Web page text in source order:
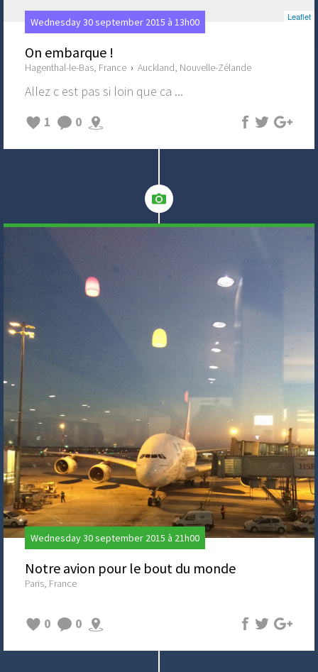
Leaflet
Wednesday 30 september 2015 à 13h00
On embarque !
Hagenthal-le-Bas, France › Auckland, Nouvelle-Zélande
Allez c est pas si loin que ca ...
1
0
Wednesday 30 september 2015 à 21h00
Notre avion pour le bout du monde
Paris, France
0 0